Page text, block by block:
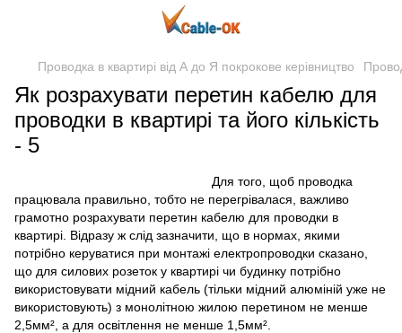
Проводка в квартирі від А до Я покрокове керівництво
Як розрахувати перетин кабелю для
проводки в квартирі та його кількість
- 5
Для того, щоб проводка
працювала правильно, тобто не перегрівалася, важливо
грамотно розрахувати перетин кабелю для проводки в
квартирі. Відразу ж слід зазначити, що в нормах, якими
потрібно керуватися при монтажі електропроводки сказано,
що для силових розеток у квартирі чи будинку потрібно
використовувати мідний кабель (тільки мідний алюміній уже не
використовують) з монолітною жилою перетином не менше
2,5мм², а для освітлення не менше 1,5мм².